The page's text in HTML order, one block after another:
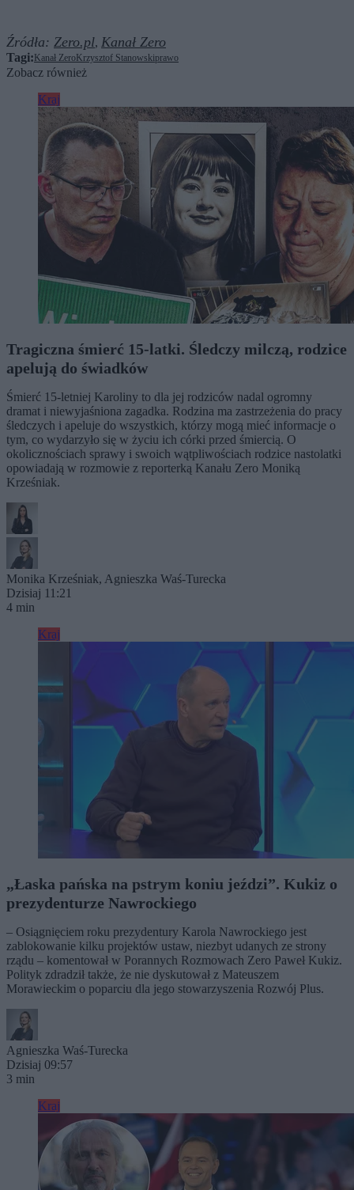
Źródła: Zero.pl, Kanał Zero
Tagi:Kanał ZeroKrzysztof Stanowskiprawo
Zobacz również
Kraj
Tragiczna śmierć 15-latki. Śledczy milczą, rodzice
apelują do świadków
Śmierć 15-letniej Karoliny to dla jej rodziców nadal ogromny
dramat i niewyjaśniona zagadka. Rodzina ma zastrzeżenia do pracy
śledczych i apeluje do wszystkich, którzy mogą mieć informacje o
tym, co wydarzyło się w życiu ich córki przed śmiercią. O
okolicznościach sprawy i swoich wątpliwościach rodzice nastolatki
opowiadają w rozmowie z reporterką Kanału Zero Moniką
Krześniak.
Monika Krześniak, Agnieszka Waś-Turecka
Dzisiaj 11:21
4 min
Kraj
„Łaska pańska na pstrym koniu jeździ”. Kukiz o
prezydenturze Nawrockiego
– Osiągnięciem roku prezydentury Karola Nawrockiego jest
zablokowanie kilku projektów ustaw, niezbyt udanych ze strony
rządu – komentował w Porannych Rozmowach Zero Paweł Kukiz.
Polityk zdradził także, że nie dyskutował z Mateuszem
Morawieckim o poparciu dla jego stowarzyszenia Rozwój Plus.
Agnieszka Waś-Turecka
Dzisiaj 09:57
3 min
Kraj